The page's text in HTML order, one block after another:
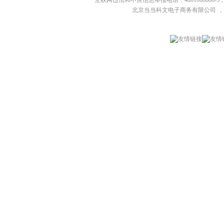
北京当当科文电子商务有限公司